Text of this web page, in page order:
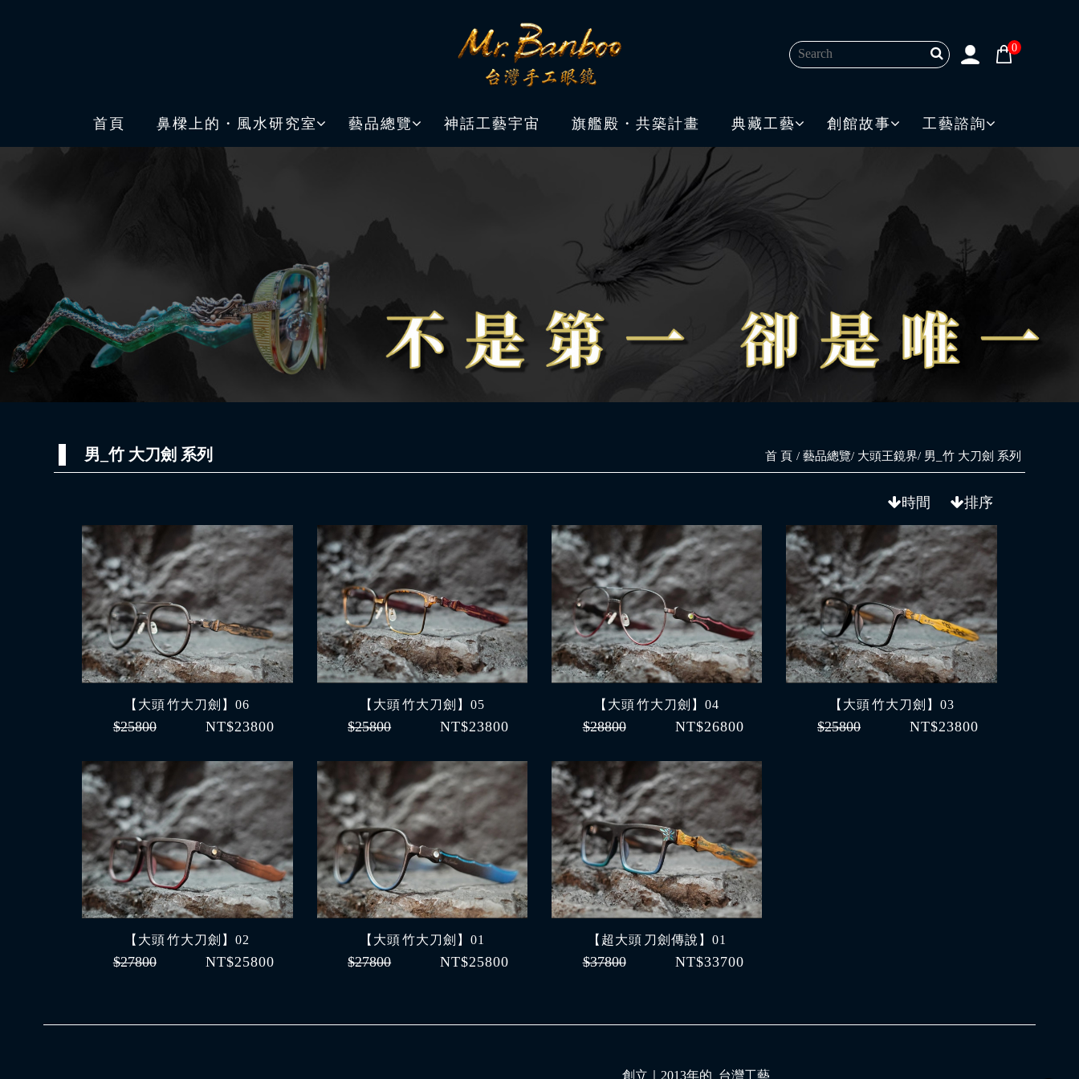
0
首頁 鼻樑上的・風水研究室 藝品總覽 神話工藝宇宙 旗艦殿・共築計畫 典藏工藝 創館故事 工藝諮詢
男_竹 大刀劍 系列 首 頁 藝品總覽 大頭王鏡界 男_竹 大刀劍 系列
時間 排序
【大頭 竹大刀劍】06
$25800 NT$23800
【大頭 竹大刀劍】05
$25800 NT$23800
【大頭 竹大刀劍】04
$28800 NT$26800
【大頭 竹大刀劍】03
$25800 NT$23800
【大頭 竹大刀劍】02
$27800 NT$25800
【大頭 竹大刀劍】01
$27800 NT$25800
【超大頭 刀劍傳說】01
$37800 NT$33700